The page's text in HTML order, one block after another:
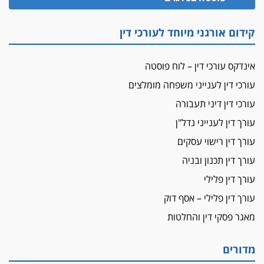
זוכה עורך-דין שהשווה את ברק לסינוואר ואת
מאסר לעורך הדין
פיקטיביות בשם פלסטינים
על המידתיות
ביה"ד המשמעתי ביטל השעיה לצמיתות של
עורכת-דין שהביעה שמחה ב-7 באוקטובר
אשם
עו"ד הלל בבייב הורשע בהונאת עשרות לקוחות,
ההסדר: 7-9 שנות מאסר
דין ומקרקעין
עורך דין ברמת השרון נחקר בחשד למרמה בעסקת
תובעת משטרתית פוטרה בחשד לעישון סמים
שנחשף בפעילות בלשים בטלגרם
קידום אורגני מיוחד לעורכי דין
אינדקס עורכי דין – לוח פוסטה
עורכי דין לענייני משפחה מומלצים
עורכי דין דיני תעבורה
עורך דין לענייני נדל"ן
עורך דין רישוי עסקים
עורך דין תכנון ובניה
עורך דין פלילי
עורך דין פלילי – אסף דוק
מאגר פסקי דין והחלטות
מדורים